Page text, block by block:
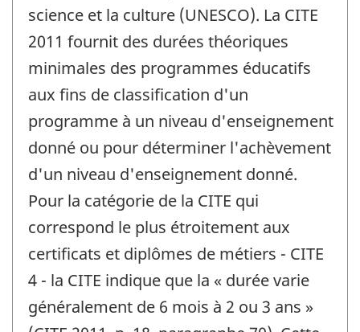
science et la culture (UNESCO). La CITE
2011 fournit des durées théoriques
minimales des programmes éducatifs
aux fins de classification d'un
programme à un niveau d'enseignement
donné ou pour déterminer l'achèvement
d'un niveau d'enseignement donné.
Pour la catégorie de la CITE qui
correspond le plus étroitement aux
certificats et diplômes de métiers - CITE
4 - la CITE indique que la « durée varie
généralement de 6 mois à 2 ou 3 ans »